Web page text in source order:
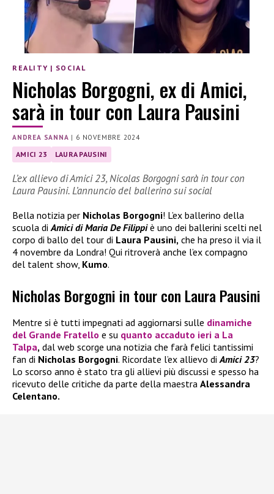
REALITY | SOCIAL
Nicholas Borgogni, ex di Amici,
sarà in tour con Laura Pausini
ANDREA SANNA | 6 NOVEMBRE 2024
AMICI 23 LAURA PAUSINI
L’ex allievo di Amici 23, Nicolas Borgogni sarà in tour con
Laura Pausini. L’annuncio del ballerino sui social
Bella notizia per Nicholas Borgogni! L’ex ballerino della
scuola diAmici di Maria De Filippiè uno dei ballerini scelti nel
corpo di ballo del tour di Laura Pausini, che ha preso il via il
4 novembre da Londra! Qui ritroverà anche l’ex compagno
del talent show, Kumo.
Nicholas Borgogni in tour con Laura Pausini
Mentre si è tutti impegnati ad aggiornarsi sulle dinamiche
del Grande Fratello e su quanto accaduto ieri a La
Talpa, dal web scorge una notizia che farà felici tantissimi
fan di Nicholas Borgogni. Ricordate l’ex allievo di Amici 23?
Lo scorso anno è stato tra gli allievi più discussi e spesso ha
ricevuto delle critiche da parte della maestra Alessandra
Celentano.